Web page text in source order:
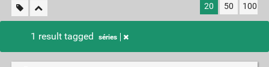
20 50 100
1 result tagged séries